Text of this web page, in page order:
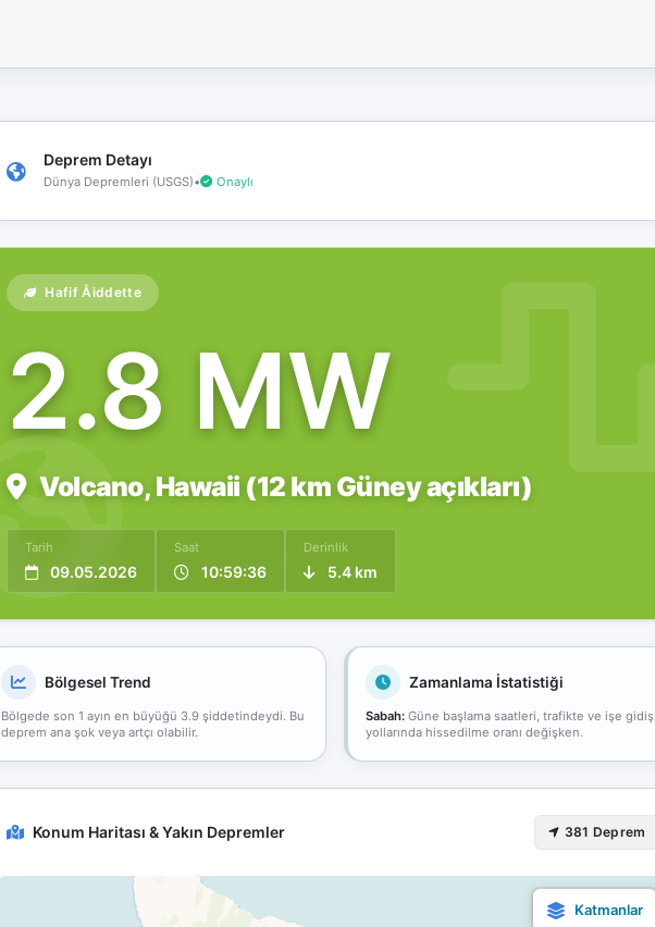
Deprem Detayı
Dünya Depremleri (USGS)• Onaylı
Hafif Åiddette
2.8 MW
Volcano, Hawaii (12 km Güney açıkları)
Tarih
09.05.2026
Saat
10:59:36
Derinlik
5.4 km
Bölgesel Trend
Bölgede son 1 ayın en büyüğü 3.9 şiddetindeydi. Bu
deprem ana şok veya artçı olabilir.
Zamanlama İstatistiği
Sabah:Güne başlama saatleri, trafikte ve işe gidiş
yollarında hissedilme oranı değişken.
Konum Haritası & Yakın Depremler 381 Deprem
bağlantınız